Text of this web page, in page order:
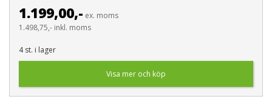
1.199,00,- ex. moms
1.498,75,- inkl. moms
4 st. i lager
Visa mer och köp